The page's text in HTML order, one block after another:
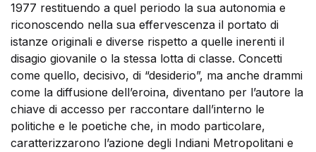
1977 restituendo a quel periodo la sua autonomia e
riconoscendo nella sua effervescenza il portato di
istanze originali e diverse rispetto a quelle inerenti il
disagio giovanile o la stessa lotta di classe. Concetti
come quello, decisivo, di “desiderio”, ma anche drammi
come la diffusione dell’eroina, diventano per l’autore la
chiave di accesso per raccontare dall’interno le
politiche e le poetiche che, in modo particolare,
caratterizzarono l’azione degli Indiani Metropolitani e